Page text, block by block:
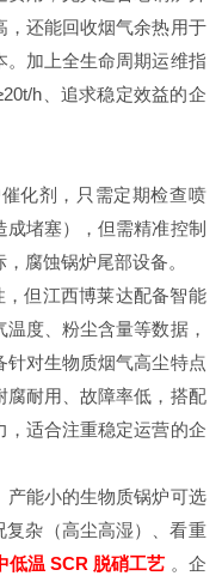
，还能回收烟气余热用于
。加上全生命周期运维指
h、追求稳定效益的企
化剂，只需定期检查喷
堵塞），但需精准控制
腐蚀锅炉尾部设备。
但江西博莱达配备智能
度、粉尘含量等数据，
针对生物质烟气高尘特点
腐耐用、故障率低，搭配
，适合注重稳定运营的企
产能小的生物质锅炉可选
杂（高尘高湿）、看重
低温 SCR 脱硝工艺 。企